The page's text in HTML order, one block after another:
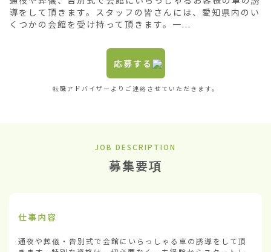
導をして頂きます。スタッフの皆さんには、愛知県内のい
くつかの会館を受け持って頂きます。一...
応募する
転職アドバイザーよりご連絡させていただきます。
JOB DESCRIPTION
募集要項
仕事内容
通夜や葬儀・告別式で会館にいらっしゃる車の誘導をして頂